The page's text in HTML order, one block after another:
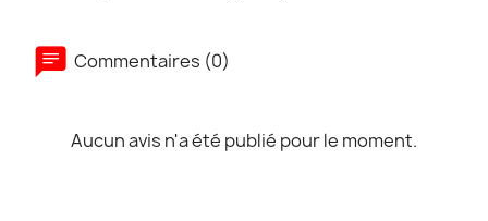
Commentaires (0)
Aucun avis n'a été publié pour le moment.